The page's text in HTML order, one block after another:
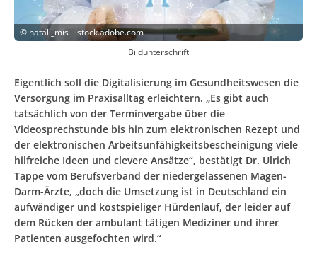
© natali_mis – stock.adobe.com
Bildunterschrift
Eigentlich soll die Digitalisierung im Gesundheitswesen die
Versorgung im Praxisalltag erleichtern. „Es gibt auch
tatsächlich von der Terminvergabe über die
Videosprechstunde bis hin zum elektronischen Rezept und
der elektronischen Arbeitsunfähigkeitsbescheinigung viele
hilfreiche Ideen und clevere Ansätze“, bestätigt Dr. Ulrich
Tappe vom Berufsverband der niedergelassenen Magen-
Darm-Ärzte, „doch die Umsetzung ist in Deutschland ein
aufwändiger und kostspieliger Hürdenlauf, der leider auf
dem Rücken der ambulant tätigen Mediziner und ihrer
Patienten ausgefochten wird.“